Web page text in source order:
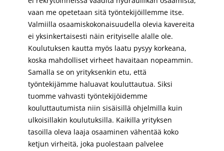
vaan me opetetaan sitä työntekijöillemme itse.
Valmiilla osaamiskokonaisuudella olevia kavereita
ei yksinkertaisesti näin erityiselle alalle ole.
Koulutuksen kautta myös laatu pysyy korkeana,
koska mahdolliset virheet havaitaan nopeammin.
Samalla se on yrityksenkin etu, että
työntekijämme haluavat kouluttautua. Siksi
tuomme vahvasti työntekijöidemme
kouluttautumista niin sisäisillä ohjelmilla kuin
ulkoisillakin koulutuksilla. Kaikilla yrityksen
tasoilla oleva laaja osaaminen vähentää koko
ketjun virheitä, joka puolestaan palvelee